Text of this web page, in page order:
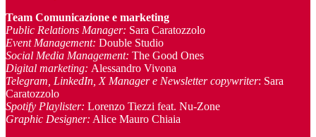
Team Comunicazione e marketing
Public Relations Manager: Sara Caratozzolo
Event Management: Double Studio
Social Media Management: The Good Ones
Digital marketing: Alessandro Vivona
Telegram, LinkedIn, X Manager e Newsletter copywriter: Sara
Caratozzolo
Spotify Playlister: Lorenzo Tiezzi feat. Nu-Zone
Graphic Designer: Alice Mauro Chiaia